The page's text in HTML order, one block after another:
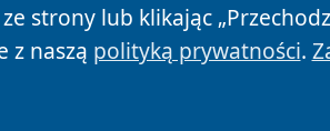
strony lub klikając
z naszą polityką prywatności.